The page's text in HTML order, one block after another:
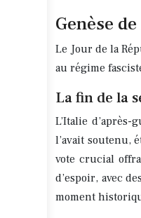
Genèse
Le Jour de la
au régime
La fin de la
L’Italie
l’avait soutenu,
vote crucial
d’espoir, avec
moment